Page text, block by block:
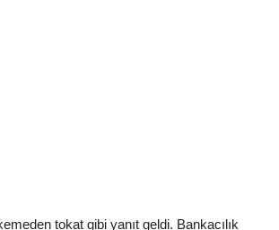
tokat gibi yanıt geldi. Bankacılık